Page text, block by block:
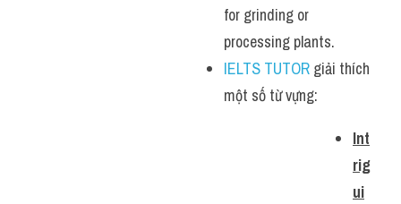
for grinding or
processing plants.
IELTS TUTOR giải thích
một số từ vựng:
Int
rig
ui